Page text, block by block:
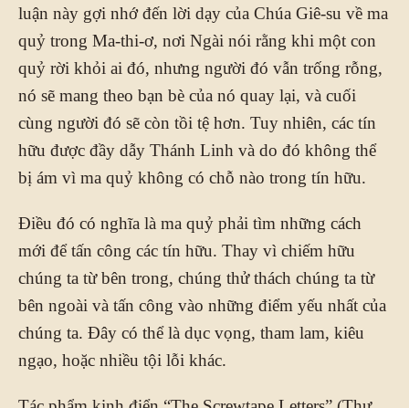
luận này gợi nhớ đến lời dạy của Chúa Giê-su về ma
quỷ trong Ma-thi-ơ, nơi Ngài nói rằng khi một con
quỷ rời khỏi ai đó, nhưng người đó vẫn trống rỗng,
nó sẽ mang theo bạn bè của nó quay lại, và cuối
cùng người đó sẽ còn tồi tệ hơn. Tuy nhiên, các tín
hữu được đầy dẫy Thánh Linh và do đó không thể
bị ám vì ma quỷ không có chỗ nào trong tín hữu.
Điều đó có nghĩa là ma quỷ phải tìm những cách
mới để tấn công các tín hữu. Thay vì chiếm hữu
chúng ta từ bên trong, chúng thử thách chúng ta từ
bên ngoài và tấn công vào những điểm yếu nhất của
chúng ta. Đây có thể là dục vọng, tham lam, kiêu
ngạo, hoặc nhiều tội lỗi khác.